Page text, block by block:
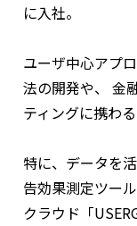
に入社。
ユーザ中心アプ
法の開発や、 金
ティングに携わる
特に、データを
告効果測定ツー
クラウド「